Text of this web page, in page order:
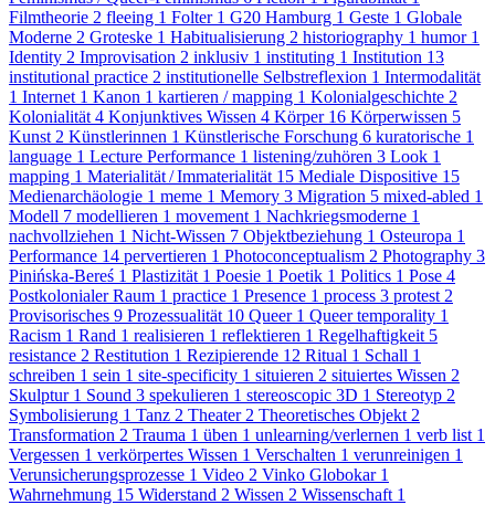
Filmtheorie 2 fleeing 1 Folter 1 G20 Hamburg 1 Geste 1 Globale
Moderne 2 Groteske 1 Habitualisierung 2 historiography 1 humor 1
Identity 2 Improvisation 2 inklusiv 1 instituting 1 Institution 13
institutional practice 2 institutionelle Selbstreflexion 1 Intermodalität
1 Internet 1 Kanon 1 kartieren / mapping 1 Kolonialgeschichte 2
Kolonialität 4 Konjunktives Wissen 4 Körper 16 Körperwissen 5
Kunst 2 Künstlerinnen 1 Künstlerische Forschung 6 kuratorische 1
language 1 Lecture Performance 1 listening/zuhören 3 Look 1
mapping 1 Materialität / Immaterialität 15 Mediale Dispositive 15
Medienarchäologie 1 meme 1 Memory 3 Migration 5 mixed-abled 1
Modell 7 modellieren 1 movement 1 Nachkriegsmoderne 1
nachvollziehen 1 Nicht-Wissen 7 Objektbeziehung 1 Osteuropa 1
Performance 14 pervertieren 1 Photoconceptualism 2 Photography 3
Pinińska-Bereś 1 Plastizität 1 Poesie 1 Poetik 1 Politics 1 Pose 4
Postkolonialer Raum 1 practice 1 Presence 1 process 3 protest 2
Provisorisches 9 Prozessualität 10 Queer 1 Queer temporality 1
Racism 1 Rand 1 realisieren 1 reflektieren 1 Regelhaftigkeit 5
resistance 2 Restitution 1 Rezipierende 12 Ritual 1 Schall 1
schreiben 1 sein 1 site-specificity 1 situieren 2 situiertes Wissen 2
Skulptur 1 Sound 3 spekulieren 1 stereoscopic 3D 1 Stereotyp 2
Symbolisierung 1 Tanz 2 Theater 2 Theoretisches Objekt 2
Transformation 2 Trauma 1 üben 1 unlearning/verlernen 1 verb list 1
Vergessen 1 verkörpertes Wissen 1 Verschalten 1 verunreinigen 1
Verunsicherungsprozesse 1 Video 2 Vinko Globokar 1
Wahrnehmung 15 Widerstand 2 Wissen 2 Wissenschaft 1